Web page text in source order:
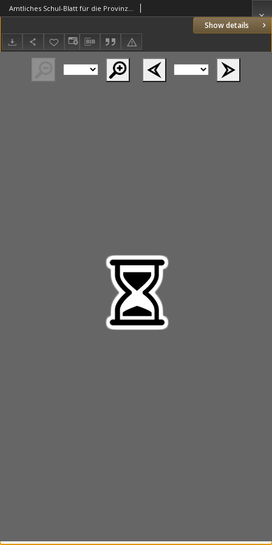
Show details
Amtliches Schul-Blatt für die Provinz Posen 1903.03.20 R.36 nr6